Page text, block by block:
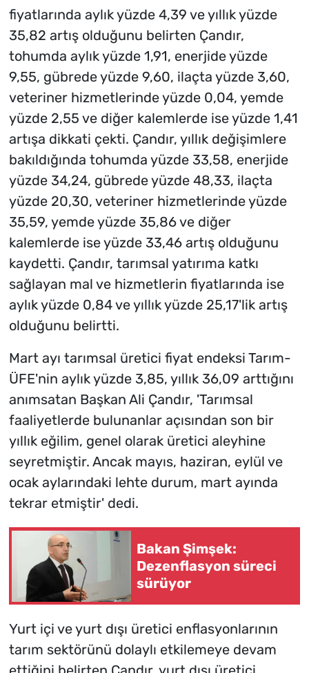
fiyatlarında aylık yüzde 4,39 ve yıllık yüzde
35,82 artış olduğunu belirten Çandır,
tohumda aylık yüzde 1,91, enerjide yüzde
9,55, gübrede yüzde 9,60, ilaçta yüzde 3,60,
veteriner hizmetlerinde yüzde 0,04, yemde
yüzde 2,55 ve diğer kalemlerde ise yüzde 1,41
artışa dikkati çekti. Çandır, yıllık değişimlere
bakıldığında tohumda yüzde 33,58, enerjide
yüzde 34,24, gübrede yüzde 48,33, ilaçta
yüzde 20,30, veteriner hizmetlerinde yüzde
35,59, yemde yüzde 35,86 ve diğer
kalemlerde ise yüzde 33,46 artış olduğunu
kaydetti. Çandır, tarımsal yatırıma katkı
sağlayan mal ve hizmetlerin fiyatlarında ise
aylık yüzde 0,84 ve yıllık yüzde 25,17'lik artış
olduğunu belirtti.
Mart ayı tarımsal üretici fiyat endeksi Tarım-
ÜFE'nin aylık yüzde 3,85, yıllık 36,09 arttığını
anımsatan Başkan Ali Çandır, 'Tarımsal
faaliyetlerde bulunanlar açısından son bir
yıllık eğilim, genel olarak üretici aleyhine
seyretmiştir. Ancak mayıs, haziran, eylül ve
ocak aylarındaki lehte durum, mart ayında
tekrar etmiştir' dedi.
Bakan Şimşek:
Dezenflasyon süreci
sürüyor
Yurt içi ve yurt dışı üretici enflasyonlarının
tarım sektörünü dolaylı etkilemeye devam